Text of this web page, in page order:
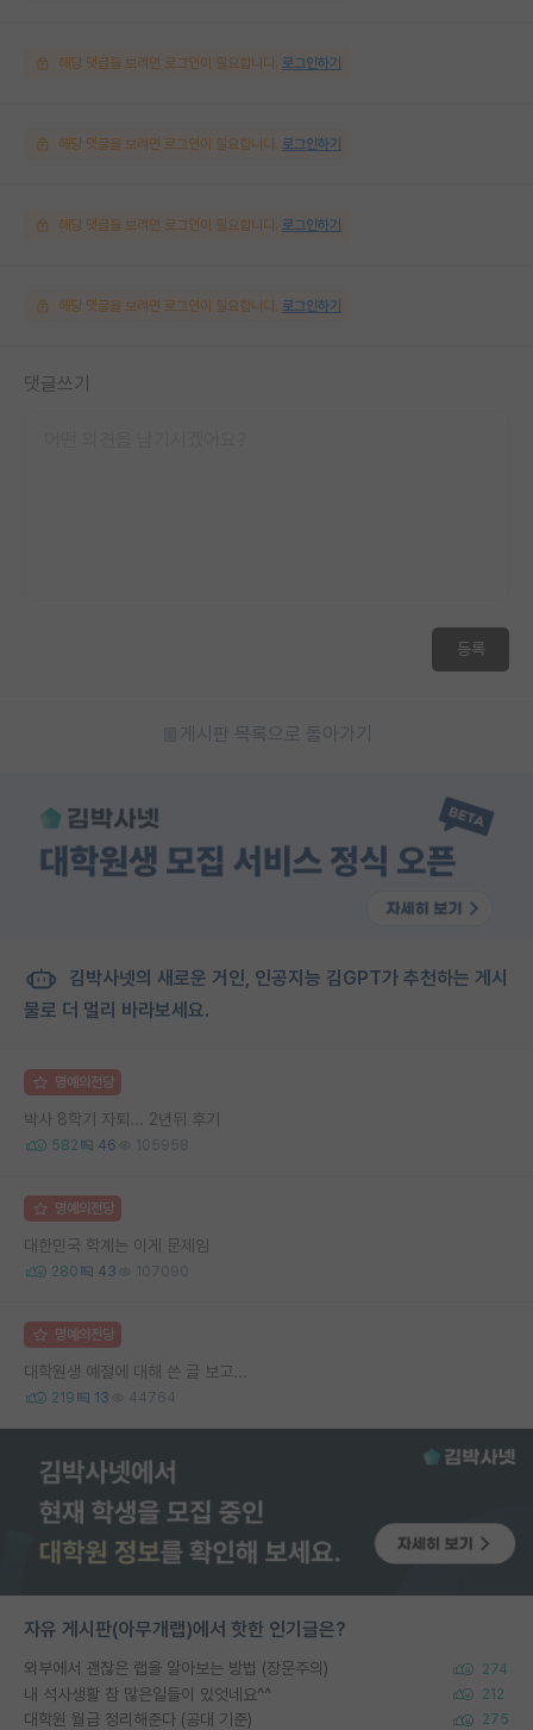
해당 댓글을 보려면 로그인이 필요합니다. 로그인하기
해당 댓글을 보려면 로그인이 필요합니다. 로그인하기
해당 댓글을 보려면 로그인이 필요합니다. 로그인하기
해당 댓글을 보려면 로그인이 필요합니다. 로그인하기
댓글쓰기
등록
게시판 목록으로 돌아가기
김박사넷의 새로운 거인, 인공지능 김GPT가 추천하는 게시
물로 더 멀리 바라보세요.
명예의전당
박사 8학기 자퇴... 2년뒤 후기
582 46 105958
명예의전당
대한민국 학계는 이게 문제임
280 43 107090
명예의전당
대학원생 예절에 대해 쓴 글 보고...
219 13 44764
자유 게시판(아무개랩)에서 핫한 인기글은?
외부에서 괜찮은 랩을 알아보는 방법 (장문주의) 274
내 석사생활 참 많은일들이 있엇네요^^ 212
대학원 월급 정리해준다 (공대 기준) 275